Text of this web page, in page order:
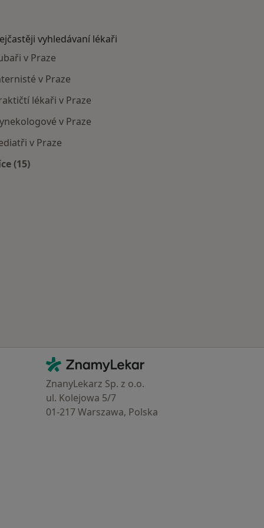
vyhledávaní lékaři
v Praze
v Praze
lékaři v Praze
v Praze
v Praze
(15)
Kontakt
ZnamyLekar - Hlavní stránka
ZnanyLekarz Sp. z o.o.
ul. Kolejowa 5/7
01-217 Warszawa, Polska